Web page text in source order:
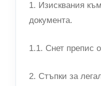
1. Изисквания
документа.
1.1. Снет препис
2. Стъпки за